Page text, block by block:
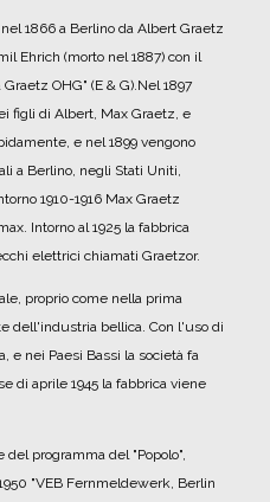
1866 a Berlino da Albert Graetz
Ehrich (morto nel 1887) con il
OHG" (E & G).Nel 1897
figli di Albert, Max Graetz, e
e nel 1899 vengono
a Berlino, negli Stati Uniti,
1910-1916 Max Graetz
Intorno al 1925 la fabbrica
elettrici chiamati Graetzor.
proprio come nella prima
dell'industria bellica. Con l'uso di
e nei Paesi Bassi la società fa
di aprile 1945 la fabbrica viene
del programma del "Popolo",
"VEB Fernmeldewerk, Berlin